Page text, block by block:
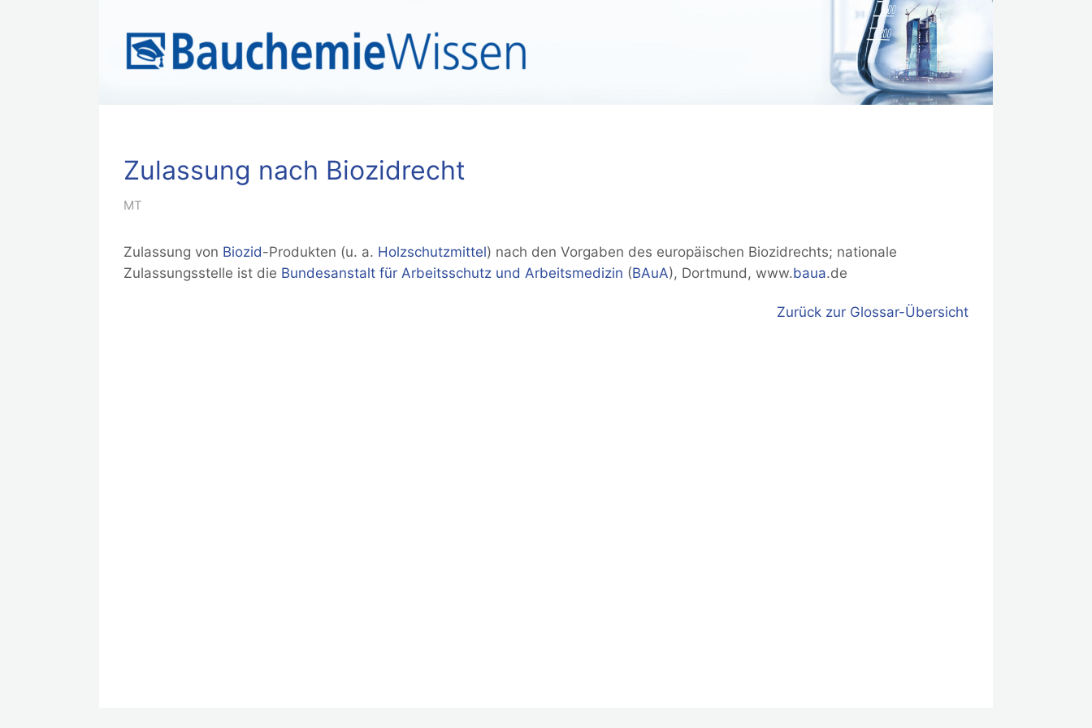
Zulassung nach Biozidrecht
MT
Zulassung von Biozid-Produkten (u. a. Holzschutzmittel) nach den Vorgaben des europäischen Biozidrechts; nationale
Zulassungsstelle ist die Bundesanstalt für Arbeitsschutz und Arbeitsmedizin (BAuA), Dortmund, www.baua.de
Zurück zur Glossar-Übersicht